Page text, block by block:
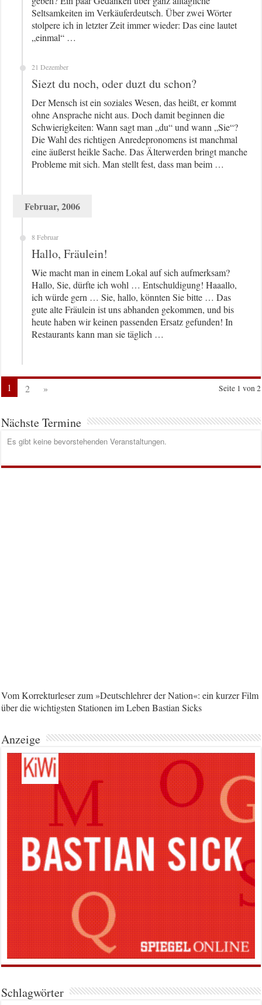
Seltsamkeiten im Verkäuferdeutsch. Über zwei Wörter
stolpere ich in letzter Zeit immer wieder: Das eine lautet
„einmal“ …
21 Dezember
Siezt du noch, oder duzt du schon?
Der Mensch ist ein soziales Wesen, das heißt, er kommt
ohne Ansprache nicht aus. Doch damit beginnen die
Schwierigkeiten: Wann sagt man „du“ und wann „Sie“?
Die Wahl des richtigen Anredepronomens ist manchmal
eine äußerst heikle Sache. Das Älterwerden bringt manche
Probleme mit sich. Man stellt fest, dass man beim …
Februar, 2006
8 Februar
Hallo, Fräulein!
Wie macht man in einem Lokal auf sich aufmerksam?
Hallo, Sie, dürfte ich wohl … Entschuldigung! Haaallo,
ich würde gern … Sie, hallo, könnten Sie bitte … Das
gute alte Fräulein ist uns abhanden gekommen, und bis
heute haben wir keinen passenden Ersatz gefunden! In
Restaurants kann man sie täglich …
Seite 1 von 2
1 2 »
Nächste Termine
Es gibt keine bevorstehenden Veranstaltungen.
Vom Korrekturleser zum »Deutschlehrer der Nation«: ein kurzer Film
über die wichtigsten Stationen im Leben Bastian Sicks
Anzeige
Schlagwörter